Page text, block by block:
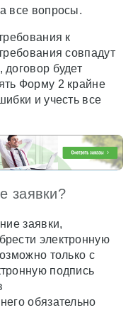
все вопросы.
к
совпадут
будет
Форму 2 крайне
и учесть все
заявки?
заявки,
электронную
только с
подпись
обязательно